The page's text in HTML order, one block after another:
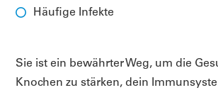
Häufige Infekte
Sie ist ein bewährter Weg, um die
Knochen zu stärken, dein